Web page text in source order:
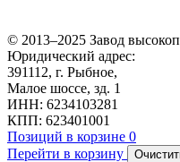
© 2013–2025 Завод
Юридический адрес:
391112, г. Рыбное,
Малое шоссе, зд. 1
ИНН: 6234103281
КПП: 623401001
Позиций в корзине 0
Перейти в корзину